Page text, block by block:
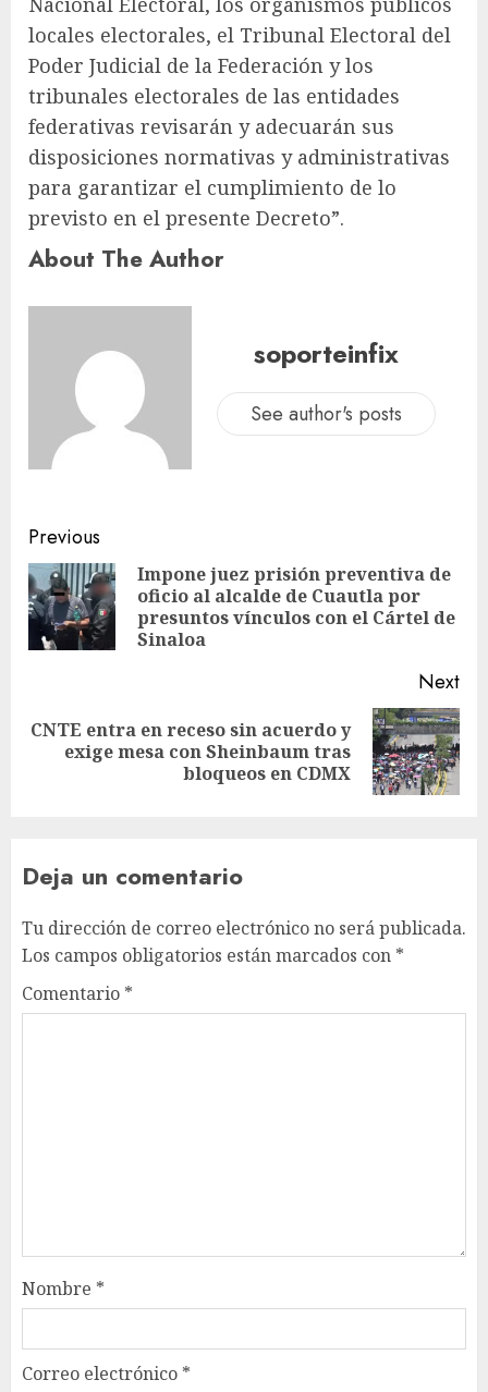
locales electorales, el Tribunal Electoral del
Poder Judicial de la Federación y los
tribunales electorales de las entidades
federativas revisarán y adecuarán sus
disposiciones normativas y administrativas
para garantizar el cumplimiento de lo
previsto en el presente Decreto”.
About The Author
soporteinfix
See author's posts
Previous
Impone juez prisión preventiva de
oficio al alcalde de Cuautla por
presuntos vínculos con el Cártel de
Sinaloa
Next
CNTE entra en receso sin acuerdo y
exige mesa con Sheinbaum tras
bloqueos en CDMX
Deja un comentario
Tu dirección de correo electrónico no será publicada.
Los campos obligatorios están marcados con *
Comentario *
Nombre *
Correo electrónico *